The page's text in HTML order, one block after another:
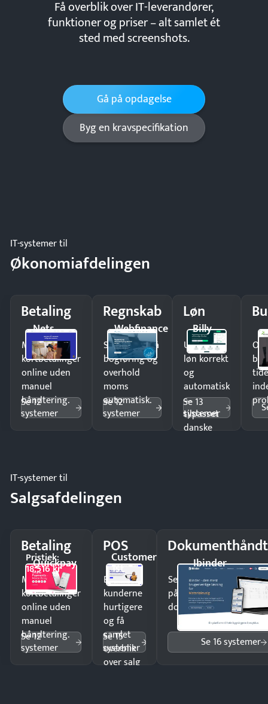
Få overblik over IT-leverandører,
funktioner og priser – alt samlet ét
sted med screenshots.
Gå på opdagelse
Byg en kravspecifikation
IT-systemer til
Økonomiafdelingen
Betaling
Nets
Modtag
kortbetalinger
online uden
manuel
håndtering.
Se 12
systemer
Regnskab
Webfinance
Spar timer på
bogføring og
overhold
moms
automatisk.
Se 12
systemer
Løn
Billy
Udbetal
løn korrekt
og
automatisk
—
tilpasset
danske
Se 13
systemer
IT-systemer til
Salgsafdelingen
Betaling
Quickpay
Pristjek:
18.516 kr
Modtag
kortbetalinger
online uden
manuel
håndtering.
Se 12
systemer
POS
Customer
1st
Ekspedér
kunderne
hurtigere
og få
samlet
overblik
over salg
Se 15
systemer
Ibinder
Send kontrakter til
på minutter og mist
dokumenter.
Se 16 systemer